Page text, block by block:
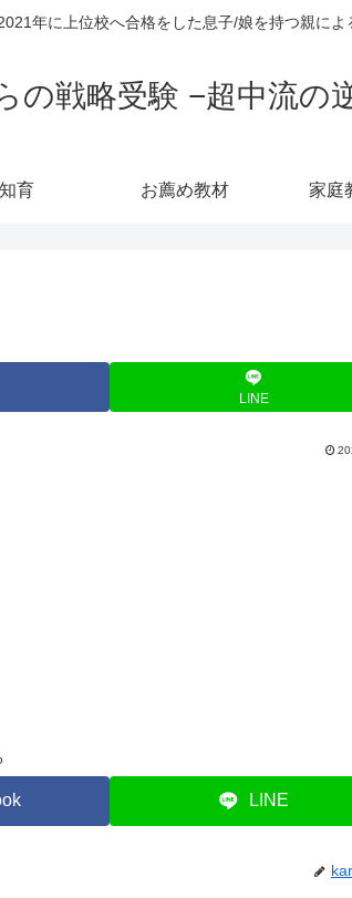
年に上位校へ合格をした息子/娘を持つ親に
の戦略受験 −超中流の
育 お薦め教材 家庭
LINE
LINE